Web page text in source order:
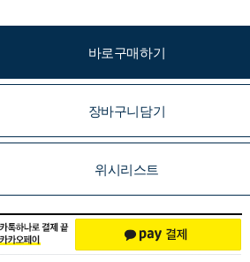
바로구매하기
장바구니담기
위시리스트